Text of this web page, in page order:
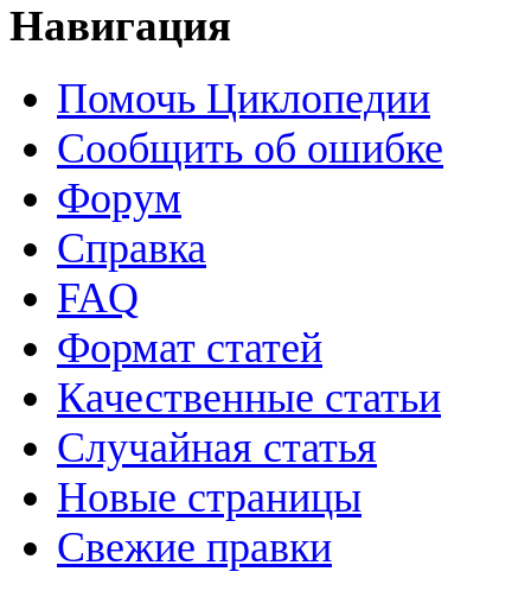
Навигация
Помочь Циклопедии
Сообщить об ошибке
Форум
Справка
FAQ
Формат статей
Качественные статьи
Случайная статья
Новые страницы
Свежие правки